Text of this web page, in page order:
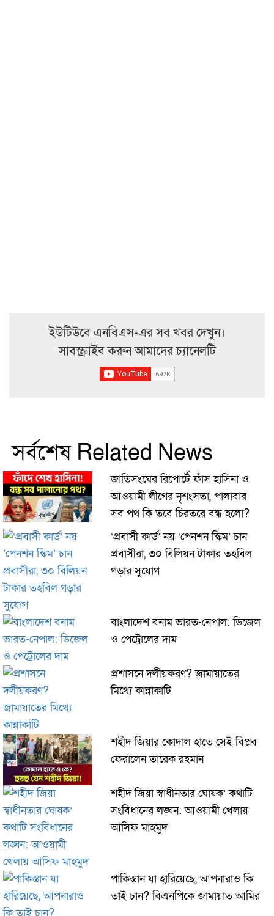
ইউটিউবে এনবিএস-এর সব খবর দেখুন।
সাবস্ক্রাইব করুন আমাদের চ্যানেলটি
সর্বশেষ Related News
জাতিসংঘের রিপোর্টে ফাঁস হাসিনা ও
আওয়ামী লীগের নৃশংসতা, পালাবার
সব পথ কি তবে চিরতরে বন্ধ হলো?
‘প্রবাসী কার্ড’ নয় ‘পেনশন স্কিম’ চান
প্রবাসীরা, ৩০ বিলিয়ন টাকার তহবিল
গড়ার সুযোগ
বাংলাদেশ বনাম ভারত-নেপাল: ডিজেল
ও পেট্রোলের দাম
প্রশাসনে দলীয়করণ? জামায়াতের
মিথ্যে কান্নাকাটি
শহীদ জিয়ার কোদাল হাতে সেই বিপ্লব
ফেরালেন তারেক রহমান
শহীদ জিয়া স্বাধীনতার ঘোষক’ কথাটি
সংবিধানের লঙ্ঘন: আওয়ামী খেলায়
আসিফ মাহমুদ
পাকিস্তান যা হারিয়েছে, আপনারাও কি
তাই চান? বিএনপিকে জামায়াত আমির